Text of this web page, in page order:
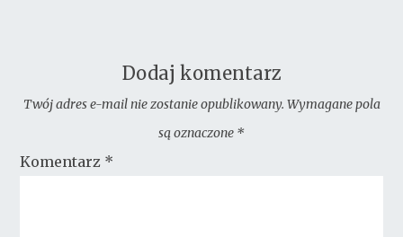
Dodaj komentarz
Twój adres e-mail nie zostanie opublikowany. Wymagane pola
są oznaczone *
Komentarz *